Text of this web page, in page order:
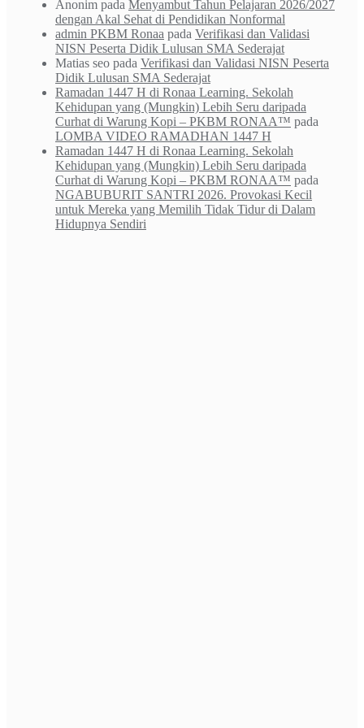
Anonim pada Menyambut Tahun Pelajaran 2026/2027
dengan Akal Sehat di Pendidikan Nonformal
admin PKBM Ronaa pada Verifikasi dan Validasi
NISN Peserta Didik Lulusan SMA Sederajat
Matias seo pada Verifikasi dan Validasi NISN Peserta
Didik Lulusan SMA Sederajat
Ramadan 1447 H di Ronaa Learning. Sekolah
Kehidupan yang (Mungkin) Lebih Seru daripada
Curhat di Warung Kopi – PKBM RONAA™ pada
LOMBA VIDEO RAMADHAN 1447 H
Ramadan 1447 H di Ronaa Learning. Sekolah
Kehidupan yang (Mungkin) Lebih Seru daripada
Curhat di Warung Kopi – PKBM RONAA™ pada
NGABUBURIT SANTRI 2026. Provokasi Kecil
untuk Mereka yang Memilih Tidak Tidur di Dalam
Hidupnya Sendiri